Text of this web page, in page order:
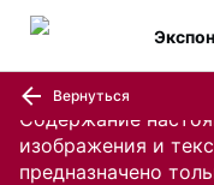
Содержание
изображения и
предназначено
Вернуться